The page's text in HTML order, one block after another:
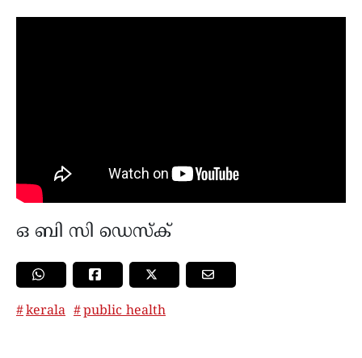
ഒ ബി സി ഡെസ്ക്
kerala public health